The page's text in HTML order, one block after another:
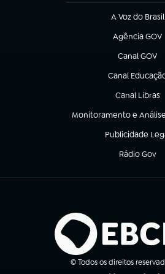
A Voz do Brasil
(abre em nova
Agência GOV
(abre em nova
Canal GOV
(abre em
Canal
(abre em nova
Canal Libras
(abre em
Monitoramento e
(abre em nova aba)
Publicidade
(abre em nova
Rádio Gov
(abre em
© Todos os direitos